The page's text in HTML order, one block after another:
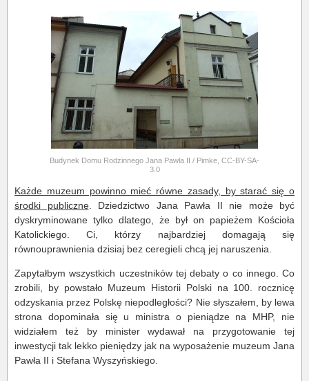
Budynek Domu Rodzinnego Jana Pawła II / Pimke, CC-BY-SA-
3.0
Każde muzeum powinno mieć równe zasady, by starać się o
środki publiczne. Dziedzictwo Jana Pawła II nie może być
dyskryminowane tylko dlatego, że był on papieżem Kościoła
Katolickiego. Ci, którzy najbardziej domagają się
równouprawnienia dzisiaj bez ceregieli chcą jej naruszenia.
Zapytałbym wszystkich uczestników tej debaty o co innego. Co
zrobili, by powstało Muzeum Historii Polski na 100. rocznicę
odzyskania przez Polskę niepodległości? Nie słyszałem, by lewa
strona dopominała się u ministra o pieniądze na MHP, nie
widziałem też by minister wydawał na przygotowanie tej
inwestycji tak lekko pieniędzy jak na wyposażenie muzeum Jana
Pawła II i Stefana Wyszyńskiego.